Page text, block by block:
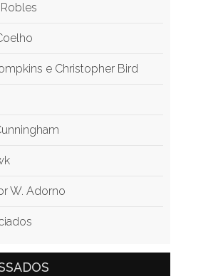
e Christopher Bird
W. Adorno